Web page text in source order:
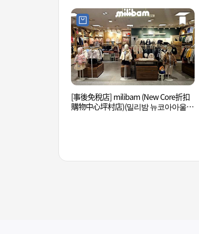
[事後免稅店] milibam (New Core折扣
購物中心坪村店)(밀리밤 뉴코아아울렛